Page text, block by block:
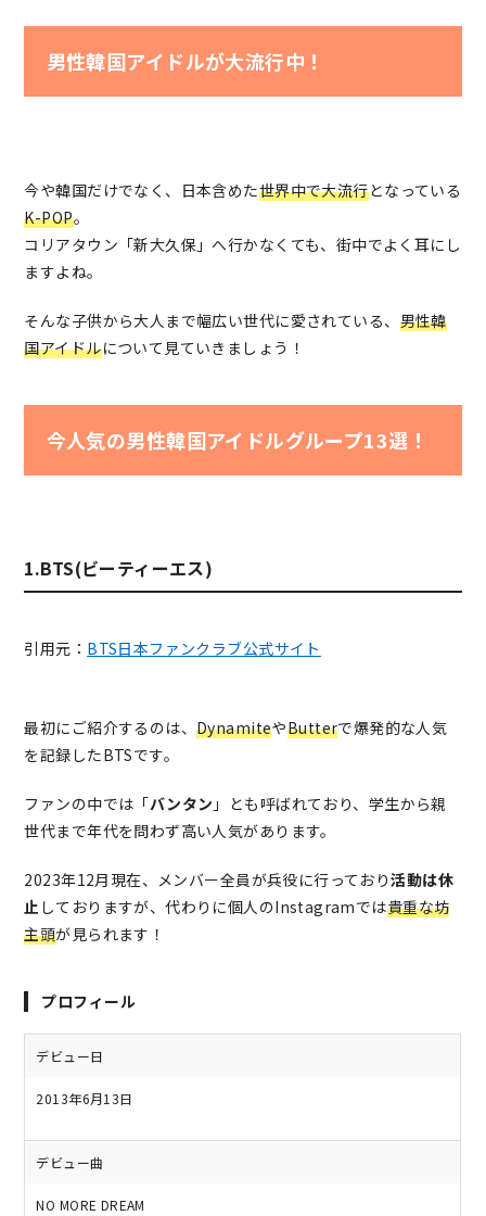
男性韓国アイドルが大流行中！
今や韓国だけでなく、日本含めた世界中で大流行となっている
K-POP。
コリアタウン「新大久保」へ行かなくても、街中でよく耳にし
ますよね。
そんな子供から大人まで幅広い世代に愛されている、 男性韓
国アイドルについて見ていきましょう！
今人気の男性韓国アイドルグループ13選！
1.BTS(ビーティーエス)
引用元： BTS日本ファンクラブ公式サイト
最初にご紹介するのは、DynamiteやButterで爆発的な人気
を記録したBTSです。
ファンの中では「バンタン 」とも呼ばれており、学生から親
世代まで年代を問わず高い人気があります。
2023年12月現在、メンバー全員が兵役に行っており活動は休
止 しておりますが、代わりに個人のInstagramでは貴重な坊
主頭が見られます！
プロフィール
デビュー日
2013年6月13日
デビュー曲
NO MORE DREAM